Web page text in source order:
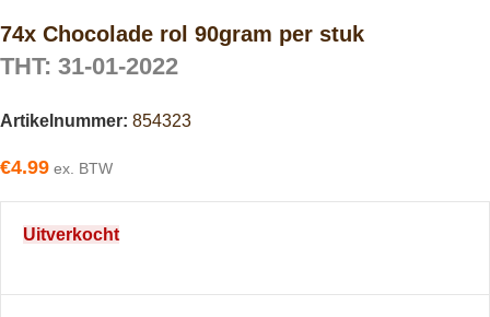
74x Chocolade rol 90gram per stuk
THT: 31-01-2022
Artikelnummer: 854323
€4.99 ex. BTW
Uitverkocht